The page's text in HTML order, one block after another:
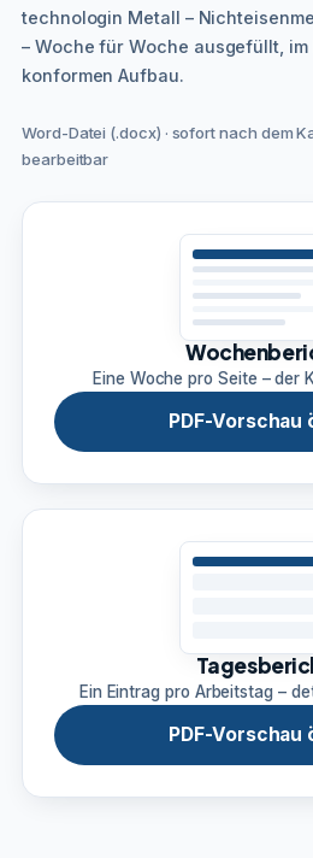
technologin Metall –
– Woche für Woche ausgefüllt, im
konformen Aufbau.
Word-Datei (.docx) · sofort nach dem
bearbeitbar
Eine Woche pro Seite – der
PDF-Vorschau
Ein Eintrag pro Arbeitstag –
PDF-Vorschau